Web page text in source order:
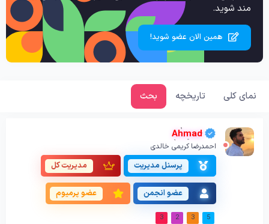
مند شوید.
همین الان عضو شوید!
نمای کلی تاریخچه بحث
Ahmad
احمدرضا کریمی خالدی
پرسنل مدیریت مدیریت کل
عضو انجمن عضو پرمیوم
5
3
2
3